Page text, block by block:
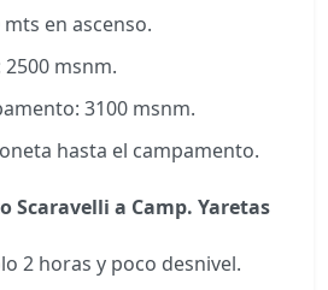
en ascenso.
msnm.
3100 msnm.
hasta el campamento.
Scaravelli a Camp. Yaretas
2 horas y poco desnivel.